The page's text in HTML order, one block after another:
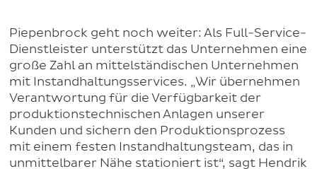
Piepenbrock geht noch weiter: Als Full-Service-
Dienstleister unterstützt das Unternehmen eine
große Zahl an mittelständischen Unternehmen
mit Instandhaltungsservices. „Wir übernehmen
Verantwortung für die Verfügbarkeit der
produktionstechnischen Anlagen unserer
Kunden und sichern den Produktionsprozess
mit einem festen Instandhaltungsteam, das in
unmittelbarer Nähe stationiert ist“, sagt Hendrik